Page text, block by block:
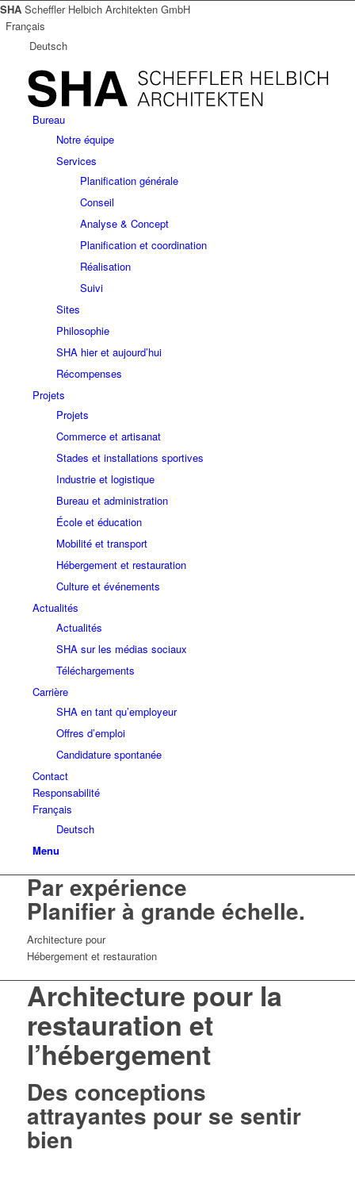
SHA Scheffler Helbich Architekten GmbH
Français
Deutsch
Bureau
Notre équipe
Services
Planification générale
Conseil
Analyse & Concept
Planification et coordination
Réalisation
Suivi
Sites
Philosophie
SHA hier et aujourd’hui
Récompenses
Projets
Projets
Commerce et artisanat
Stades et installations sportives
Industrie et logistique
Bureau et administration
École et éducation
Mobilité et transport
Hébergement et restauration
Culture et événements
Actualités
Actualités
SHA sur les médias sociaux
Téléchargements
Carrière
SHA en tant qu’employeur
Offres d’emploi
Candidature spontanée
Contact
Responsabilité
Français
Deutsch
Menu
Par expérience
Planifier à grande échelle.
Architecture pour
Hébergement et restauration
Architecture pour la
restauration et
l’hébergement
Des conceptions
attrayantes pour se sentir
bien